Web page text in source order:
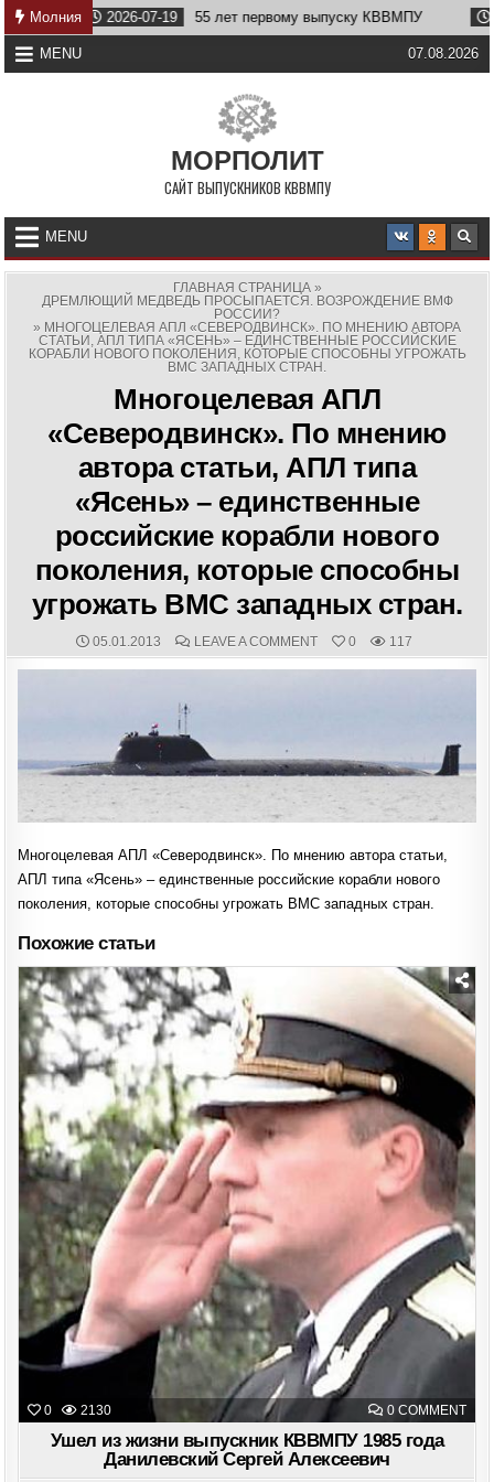
Skip
to
content
Молния2026-07-19 55 лет первому выпуску КВВМПУ 2026-
MENU 07.08.2026
МОРПОЛИТ
САЙТ ВЫПУСКНИКОВ КВВМПУ
MENU
ГЛАВНАЯ СТРАНИЦА»
ДРЕМЛЮЩИЙ МЕДВЕДЬ ПРОСЫПАЕТСЯ. ВОЗРОЖДЕНИЕ ВМФ
РОССИИ?
» МНОГОЦЕЛЕВАЯ АПЛ «СЕВЕРОДВИНСК». ПО МНЕНИЮ АВТОРА
СТАТЬИ, АПЛ ТИПА «ЯСЕНЬ» – ЕДИНСТВЕННЫЕ РОССИЙСКИЕ
КОРАБЛИ НОВОГО ПОКОЛЕНИЯ, КОТОРЫЕ СПОСОБНЫ УГРОЖАТЬ
ВМС ЗАПАДНЫХ СТРАН.
Многоцелевая АПЛ
«Северодвинск». По мнению
автора статьи, АПЛ типа
«Ясень» – единственные
российские корабли нового
поколения, которые способны
угрожать ВМС западных стран.
PUBLISHED
DATE:
05.01.2013 COMMENTS:
LEAVE A COMMENTON
МНОГОЦЕЛЕВАЯ
АПЛ
ТИПА
«ЯСЕНЬ»
ЕДИНСТВЕННЫЕ
РОССИЙСКИЕ
КОРАБЛИ
ПОКОЛЕНИЯ,
КОТОРЫЕ
СПОСОБНЫ
УГРОЖАТЬ
ВМС
0 117
Многоцелевая АПЛ «Северодвинск». По мнению автора статьи,
АПЛ типа «Ясень» – единственные российские корабли нового
поколения, которые способны угрожать ВМС западных стран.
Похожие статьи
0 2130 0 COMMENTON
Posted
in
Ушел из жизни выпускник КВВМПУ 1985 года
Данилевский Сергей Алексеевич